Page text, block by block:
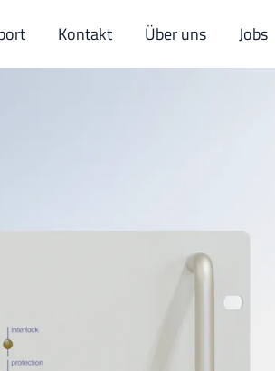
Kontakt Über uns Jobs